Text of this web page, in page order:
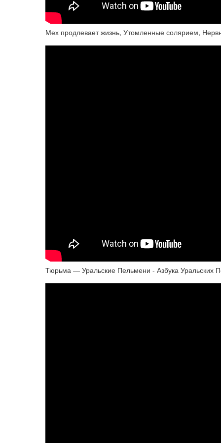
Мех продлевает жизнь, Утомленные солярием,
Тюрьма — Уральские Пельмени - Азбука Уральских